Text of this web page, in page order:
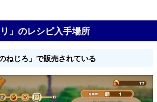
」のレシピ入手場所
ねじろ」で販売されている